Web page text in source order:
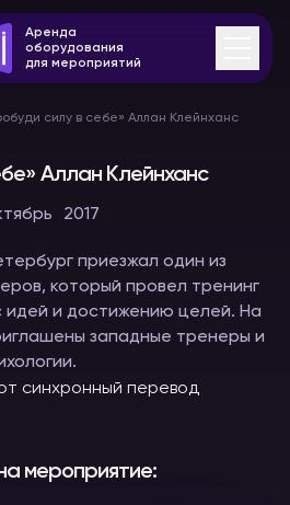
Аренда
оборудования
для мероприятий
силу в себе» Аллан Клейнханс
Аллан Клейнханс
2017
приезжал один из
который провел тренинг
идей и достижению целей. На
западные тренеры и
мероприятие: